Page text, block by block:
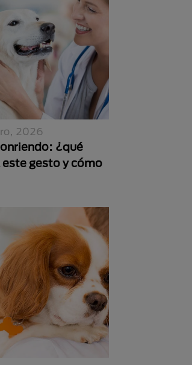
2026
¿qué
gesto y cómo